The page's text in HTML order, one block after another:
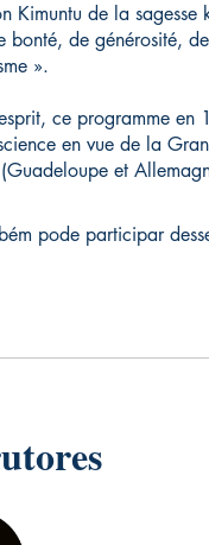
Kimuntu de la sagesse
bonté, de générosité,
».
ce programme en
en vue de la
et
pode participar